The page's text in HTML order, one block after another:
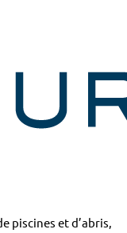
piscines et d’abris,